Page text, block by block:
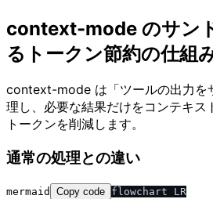
context-mode のサン
るトークン節約の仕組
context-mode は「ツールの出力を
理し、必要な結果だけをコンテキス
トークンを削減します。
通常の処理との違い
mermaid Copy code flowchart LR